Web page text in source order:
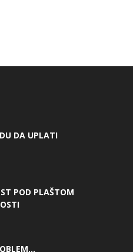
DA UPLATI
POD PLAŠTOM